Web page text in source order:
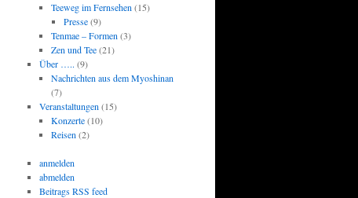
Teeweg im Fernsehen (15)
Presse(9)
Tenmae – Formen (3)
Zen und Tee(21)
Über ….. (9)
Nachrichten aus dem Myoshinan
(7)
Veranstaltungen (15)
Konzerte(10)
Reisen (2)
anmelden
abmelden
Beitrags RSS feed